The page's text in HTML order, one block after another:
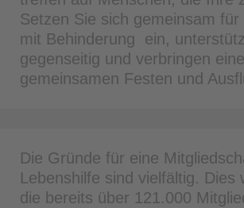
Setzen Sie sich gemeinsam für
mit Behinderung ein,
gegenseitig und verbringen
gemeinsamen Festen und
Die Gründe für eine
Lebenshilfe sind vielfältig. Dies
die bereits über 121.000